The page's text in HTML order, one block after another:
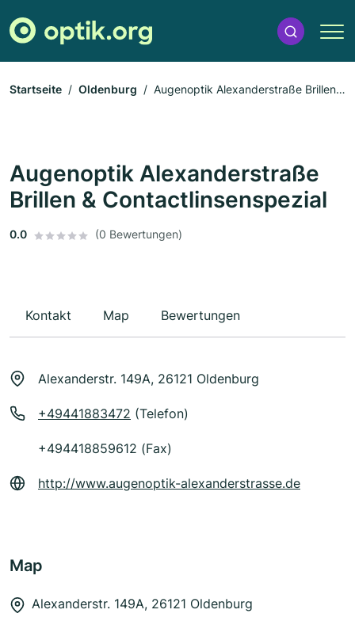
Startseite Oldenburg
Augenoptik Alexanderstraße Brillen
Augenoptik Alexanderstraße
Brillen & Contactlinsenspezial
0.0 (0 Bewertungen)
Kontakt Map Bewertungen
Alexanderstr. 149A, 26121 Oldenburg
+49441883472 (Telefon)
+494418859612 (Fax)
http://www.augenoptik-alexanderstrasse.de
Map
Alexanderstr. 149A, 26121 Oldenburg